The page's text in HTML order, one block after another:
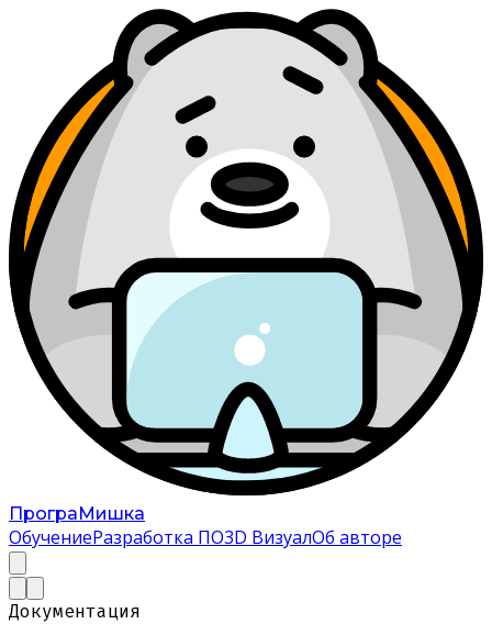
ПрограМишка
ОбучениеРазработка ПО3D ВизуалОб авторе
Документация